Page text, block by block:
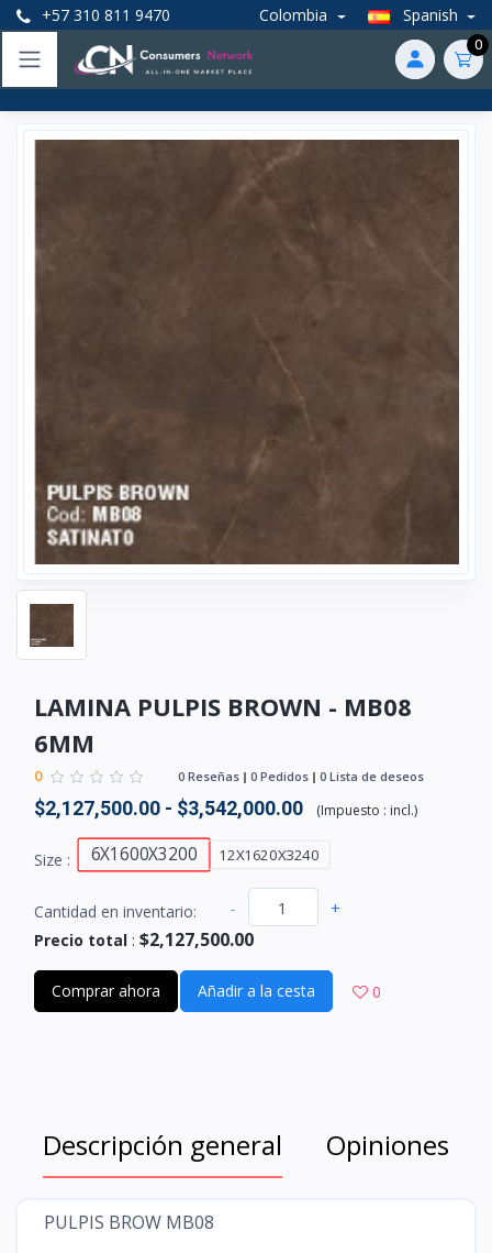
+57 310 811 9470 Colombia Spanish
0
LAMINA PULPIS BROWN - MB08
6MM
0 0 Reseñas 0 Pedidos 0 Lista de deseos
$2,127,500.00 - $3,542,000.00 (Impuesto : incl.)
Size : 6X1600X3200 12X1620X3240
Cantidad en inventario: - +
Precio total : $2,127,500.00
Comprar ahora Añadir a la cesta 0
Descripción general Opiniones
PULPIS BROW MB08